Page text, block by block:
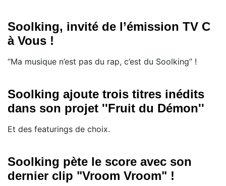
Soolking, invité de l’émission TV C
à Vous !
“Ma musique n’est pas du rap, c’est du Soolking” !
Soolking ajoute trois titres inédits
dans son projet ''Fruit du Démon''
Et des featurings de choix.
Soolking pète le score avec son
dernier clip "Vroom Vroom" !